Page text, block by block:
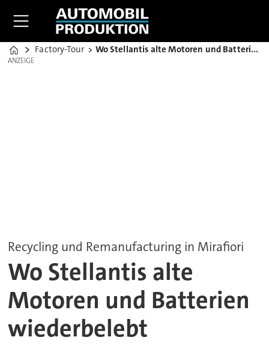
Home
Factory-Tour Wo Stellantis alte Motoren und Batterien wiederbelebt
ANZEIGE
ANZEIGE
Recycling und Remanufacturing in Mirafiori
Wo Stellantis alte
Motoren und Batterien
wiederbelebt